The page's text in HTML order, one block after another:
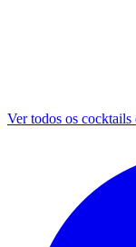
Ver todos os cocktails